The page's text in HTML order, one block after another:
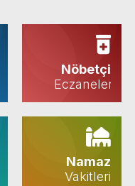
Nöbetçi
Eczaneler
Namaz
Vakitleri